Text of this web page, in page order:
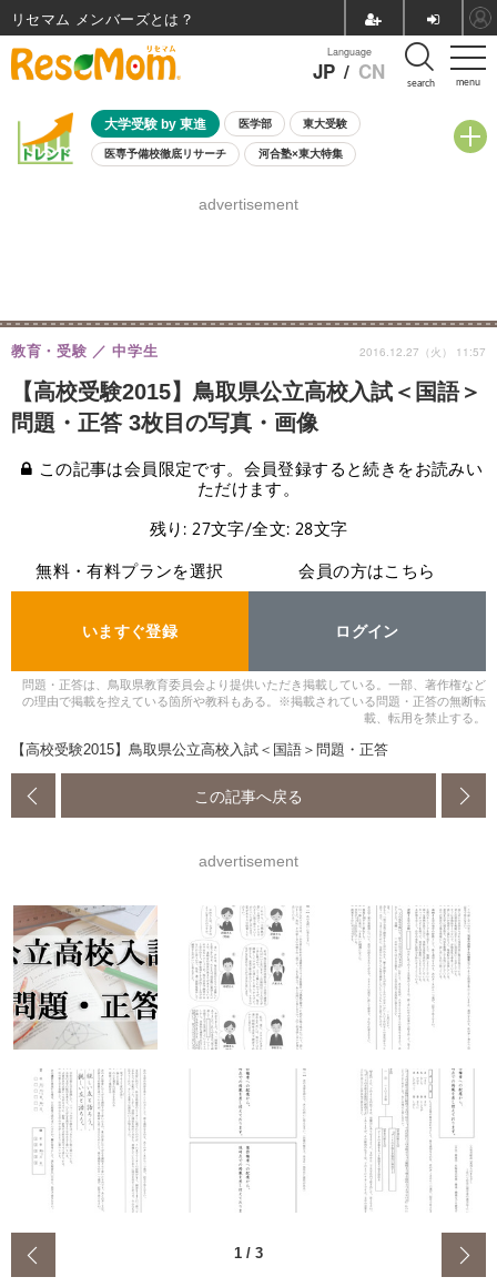
menu
Language
JP / CN search
大学受験 by 東進 医学部 東大受験
医専予備校徹底リサーチ 河合塾×東大特集
8月開催学校説明会・相談会
advertisement
【高校受験2015】鳥取県公立高校入試＜国語＞
問題・正答 3枚目の写真・画像
教育・受験 中学生 2016.12.27（火） 11:57
この記事は会員限定です。会員登録すると続きをお読みい
ただけます。
残り: 27文字/全文: 28文字
無料・有料プランを選択
いますぐ登録
会員の方はこちら
ログイン
問題・正答は、鳥取県教育委員会より提供いただき掲載している。一部、著作権など
の理由で掲載を控えている箇所や教科もある。※掲載されている問題・正答の無断転
載、転用を禁止する。
【高校受験2015】鳥取県公立高校入試＜国語＞問題・正答
この記事へ戻る
advertisement
1 / 3
リセマム メンバーズ